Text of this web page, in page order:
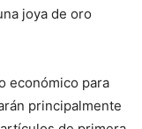
joya de oro
económico para
principalmente